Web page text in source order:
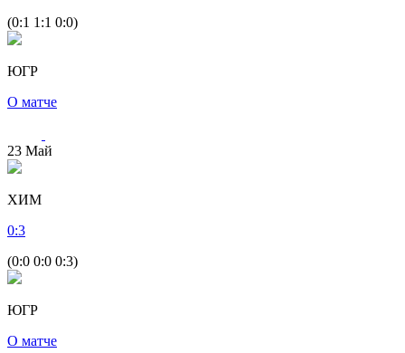
(0:1 1:1 0:0)
ЮГР
О матче
23 Май
ХИМ
0:3
(0:0 0:0 0:3)
ЮГР
О матче